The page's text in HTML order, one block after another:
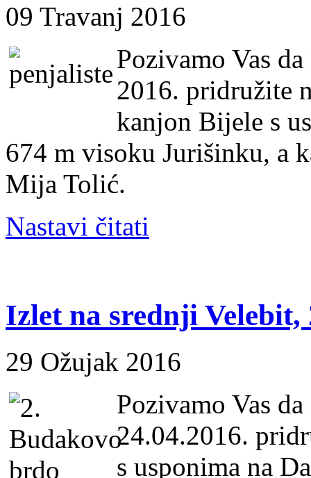
09 Travanj 2016
Pozivamo Vas
2016. pridružite
kanjon Bijele s
674 m visoku Jurišinku, a
Mija Tolić.
Nastavi čitati
Izlet na srednji Velebit,
29 Ožujak 2016
Pozivamo Vas
24.04.2016.
s usponima na